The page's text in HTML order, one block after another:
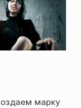
марку